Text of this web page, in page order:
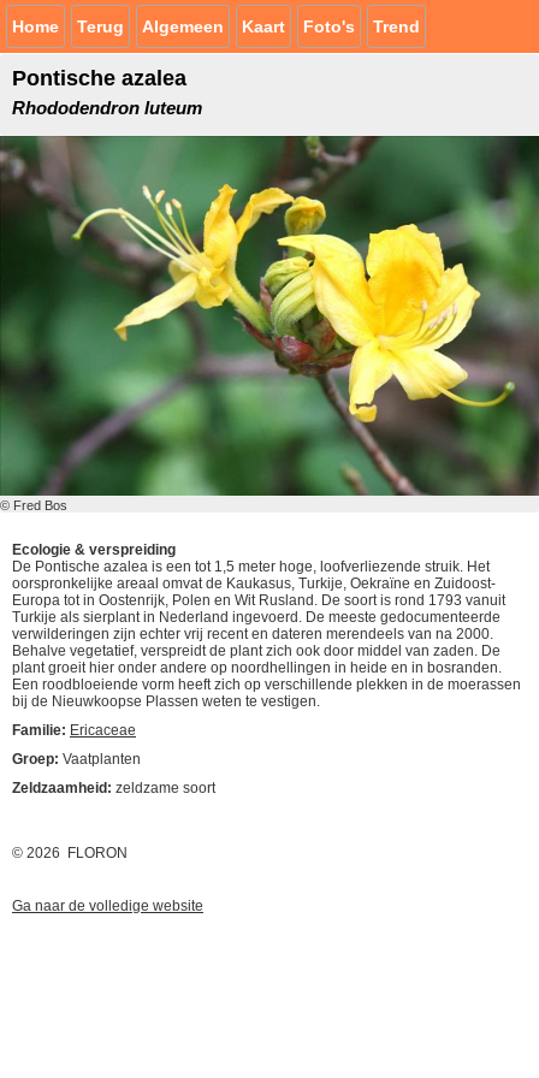
Home Terug Algemeen Kaart Foto's Trend
Pontische azalea
Rhododendron luteum
© Fred Bos
Ecologie & verspreiding
De Pontische azalea is een tot 1,5 meter hoge, loofverliezende struik. Het
oorspronkelijke areaal omvat de Kaukasus, Turkije, Oekraïne en Zuidoost-
Europa tot in Oostenrijk, Polen en Wit Rusland. De soort is rond 1793 vanuit
Turkije als sierplant in Nederland ingevoerd. De meeste gedocumenteerde
verwilderingen zijn echter vrij recent en dateren merendeels van na 2000.
Behalve vegetatief, verspreidt de plant zich ook door middel van zaden. De
plant groeit hier onder andere op noordhellingen in heide en in bosranden.
Een roodbloeiende vorm heeft zich op verschillende plekken in de moerassen
bij de Nieuwkoopse Plassen weten te vestigen.
Familie: Ericaceae
Groep: Vaatplanten
Zeldzaamheid: zeldzame soort
© 2026 FLORON
Ga naar de volledige website